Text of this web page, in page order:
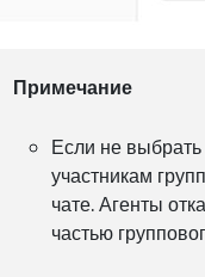
Примечание
Если не выбрать
участникам
чате. Агенты
частью